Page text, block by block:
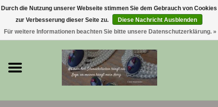
0 Artikel - €0,00
Trachtenschmuck & Ketten
exklusive Kropfketten
Durch die Nutzung unserer Webseite stimmen Sie dem Gebrauch von Cookies
zur Verbesserung dieser Seite zu.
Diese Nachricht Ausblenden
Für weitere Informationen beachten Sie bitte unsere Datenschutzerklärung. »